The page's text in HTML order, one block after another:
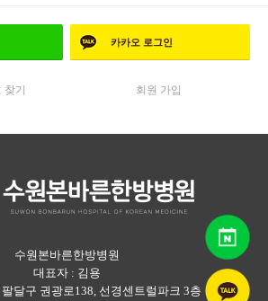
카카오 로그인
기 회원 가입
수원본바른한방병원
대표자 : 김용
달구 권광로138, 선경센트럴파크 3층